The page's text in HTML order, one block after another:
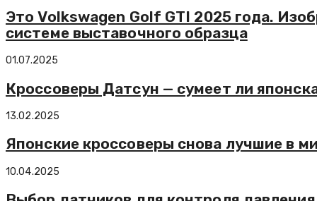
Это Volkswagen Golf GTI 2025 года.
системе выставочного образца
01.07.2025
Кроссоверы Датсун — сумеет ли
13.02.2025
Японские кроссоверы снова лучшие в
10.04.2025